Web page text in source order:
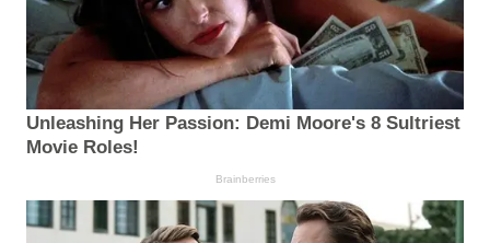
Unleashing Her Passion: Demi Moore's 8 Sultriest
Movie Roles!
Brainberries